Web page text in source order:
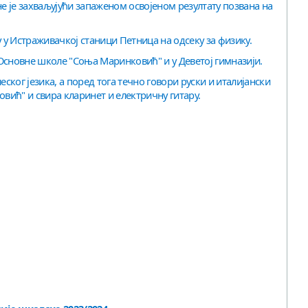
захваљујући запаженом освојеном резултату позвана на
Истраживачкој станици Петница на одсеку за физику.
школе "Соња Маринковић" и у Деветој гимназији.
језика, а поред тога течно говори руски и италијански
и свира кларинет и електричну гитару.